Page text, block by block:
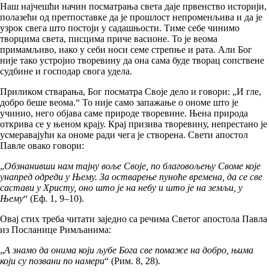
Наш најчешћи начин посматрања света даје првенство историји,
полазећи од претпоставке да је прошлост непроменљива и да је
узрок свега што постоји у садашњости. Тиме себе чинимо
творцима света, писцима приче васионе. То је веома
примамљиво, иако у себи носи семе стрепње и рата. Али Бог
није тако устројио творевину да она сама буде творац сопствене
судбине и господар свога удела.
Приликом стварања, Бог посматра Своје дело и говори: „И гле,
добро беше веома.“ То није само запажање о ономе што је
учинио, него објава саме природе творевине. Њена природа
открива се у њеном крају. Крај призива творевину, непрестано је
усмеравајући ка ономе ради чега је створена. Свети апостол
Павле овако говори:
„Обзнанивши нам тајну воље Своје, по благовољењу Своме које
унапред одреди у Њему. За остварење пуноће времена, да се све
састави у Христу, оно што је на небу и што је на земљи, у
Њему“ (Еф. 1, 9–10).
Овај стих треба читати заједно са речима Светог апостола Павла
из Посланице Римљанима:
„А знамо да онима који љубе Бога све помаже на добро, њима
који су позвани по намери“ (Рим. 8, 28).